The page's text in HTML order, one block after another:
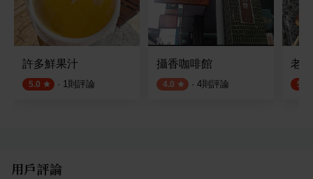
許多鮮果汁
5.0 · 1則評論
攝香咖啡館
4.0 · 4則評論
老
5.0
用戶評論